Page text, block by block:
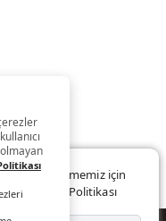
sunabilmemiz için
ve Çerez Politikası